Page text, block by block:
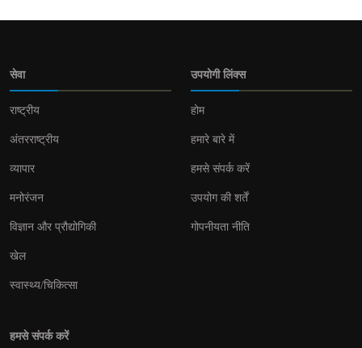
सेवा
राष्ट्रीय
अंतरराष्ट्रीय
व्यापार
मनोरंजन
विज्ञान और प्रौद्योगिकी
खेल
स्वास्थ्य/चिकित्सा
उपयोगी लिंक्स
होम
हमारे बारे में
हमसे संपर्क करें
उपयोग की शर्तें
गोपनीयता नीति
हमसे संपर्क करें